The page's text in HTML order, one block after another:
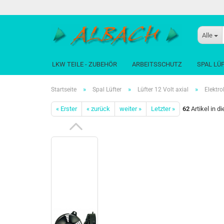
Alle
LKW TEILE - ZUBEHÖR ARBEITSSCHUTZ SPAL
Startseite » Spal Lüfter » Lüfter 12 Volt axial »
« Erster « zurück weiter » Letzter » 62 Artikel in